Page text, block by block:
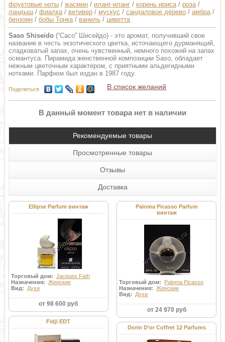
фруктовые ноты / жасмин / иланг-иланг / корень ириса/ роза/
ландыш / фиалка/ ветивер / мускус / сандаловое дерево / амбра/
бензоин / бобы Тонка/ ваниль / циветта
Saso Shiseido (“Сасо” Шисейдо) - это аромат, получивший свое
название в честь экзотического цветка, источающего дурманящий,
сладковатый запах, очень чувственный, немного похожий на запах
османтуса. Пирамида женственной композиции Saso, обладает
нежным цветочным характером, с приятными альдегидными
нотками. Парфюм был издан в 1987 году.
Поделиться В список желаний
В данный момент товара нет в наличии
Рекомендуемые товары
Просмотренные товары
Отзывы
Доставка
Ellipse Parfum винтаж
Торговый дом: Jacques Fath
Назначения: Женские
Вид: Духи
от 98 600 руб
Paloma Picasso Parfum
винтаж
Торговый дом:
Paloma Picasso
Назначения:Женские
Вид: Духи
от 24 970 руб
Fidji EDT
Dorin D’or Coffret 12 Parfums